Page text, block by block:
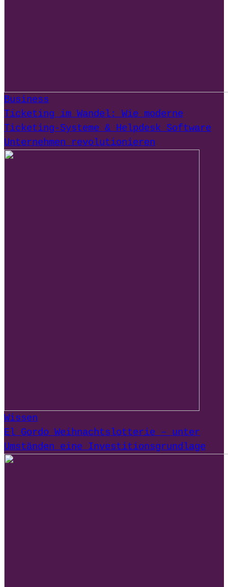
Business
Ticketing im Wandel: Wie moderne
Ticketing-Systeme & Helpdesk Software
Unternehmen revolutionieren
Wissen
El Gordo Weihnachtslotterie – unter
Umständen eine Investitionsgrundlage